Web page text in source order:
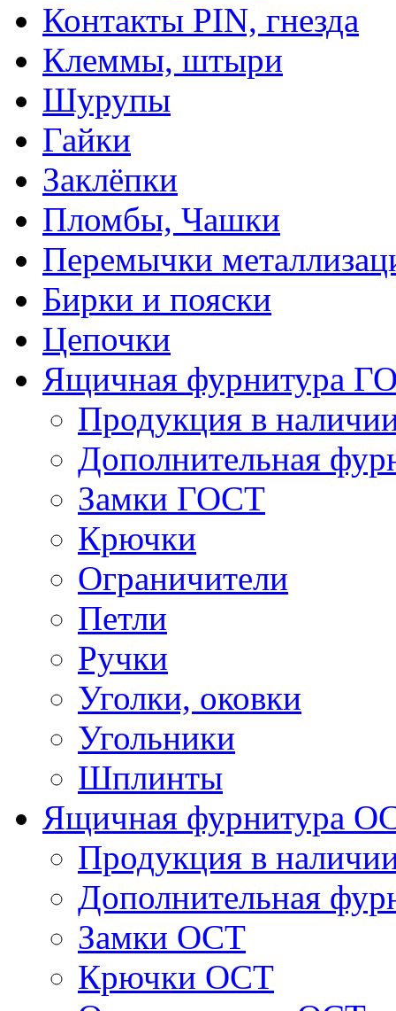
Контакты PIN, гнезда
Клеммы, штыри
Шурупы
Гайки
Заклёпки
Пломбы, Чашки
Перемычки
Бирки и пояски
Цепочки
Ящичная фурнитура
Продукция в
Дополнительная
Замки ГОСТ
Крючки
Ограничители
Петли
Ручки
Уголки, оковки
Угольники
Шплинты
Ящичная фурнитура
Продукция в
Дополнительная
Замки ОСТ
Крючки ОСТ